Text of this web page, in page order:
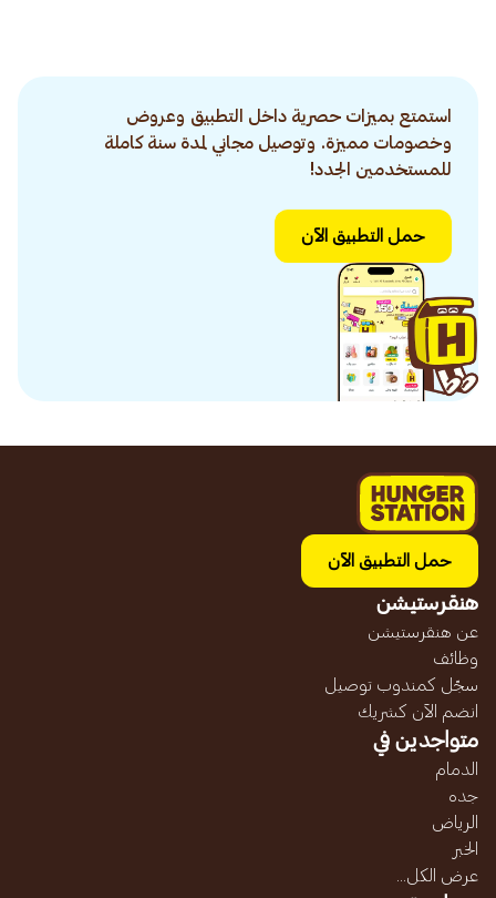
استمتع بميزات حصرية داخل التطبيق وعروض
وخصومات مميزة. وتوصيل مجاني لمدة سنة كاملة
للمستخدمين الجدد!
حمل التطبيق الآن
حمل التطبيق الآن
هنقرستيشن
عن هنقرستيشن
وظائف
سجّل كمندوب توصيل
انضم الآن كشريك
متواجدين في
الدمام
جده
الرياض
الخبر
عرض الكل...